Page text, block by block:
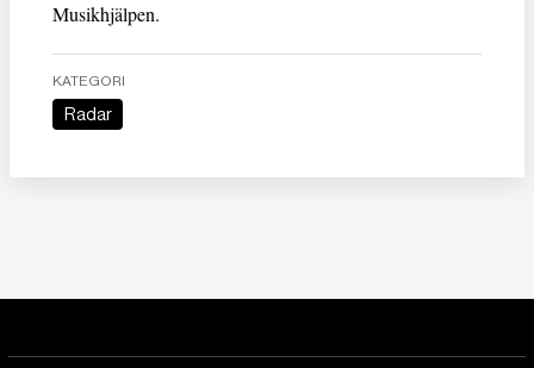
Musikhjälpen.
KATEGORI
Radar